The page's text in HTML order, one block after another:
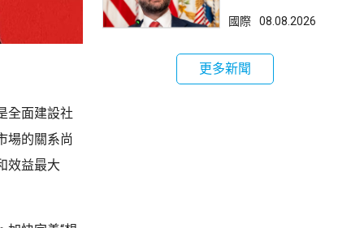
全面建設社
場的關系尚
效益最大
國際 08.08.2026
更多新聞